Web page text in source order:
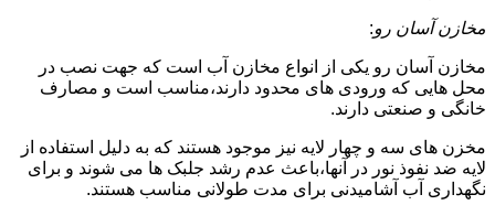
مخازن آسان رو:
مخازن آسان رو یکی از انواع مخازن آب است که جهت نصب در
محل هایی که ورودی های محدود دارند،مناسب است و مصارف
خانگی و صنعتی دارند.
مخزن های سه و چهار لایه نیز موجود هستند که به دلیل استفاده از
لایه ضد نفوذ نور در آنها،باعث عدم رشد جلبک ها می شوند و برای
نگهداری آب آشامیدنی برای مدت طولانی مناسب هستند.